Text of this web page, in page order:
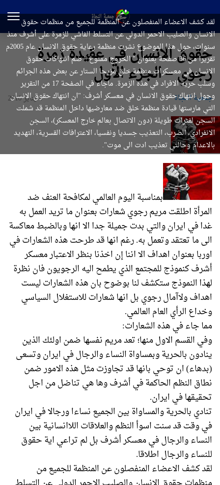
حقوق الانسان في عقيدة زمرة
رجوي – الجزء الاول
جمعیة النجاة 4 يناير 2010
لقد كشف الاعضاء المنفصلون عن المنظمة للجميع من منظمات حقوق
الانسان والصليب الاحمر الدولي عن التسلط الفاشي للزمرة على أشرف منذ
سنوات، حول هذا الموضوع نشرت منظمة رعاية حقوق الانسان عام 2005م
تقريرا من 36 صفحة بعنوان " الخروج ممنوع " ضم انتهاكات حقوق
الانسان في معسكرات منظمة خلق مزيحا الستار عن بعض هذه الجرائم
وسلب حرية الافراد في هذه الزمرة. ماجاء في الصفحة 17 من التقرير
وحول انتهاك حقوق الانسان في معسكر أشرف: "ان انتهاك حقوق الانسان
التي مارستها قيادة منظمة خلق ضد معارضيها داخل المنظمة قد شملت
السجن لفترات طويلة (دون الاتصال بعالم خارج المعسكر)، السجن
الانفرادي، الضرب، التعذيب جسديا ونفسيا، الاعترافات القسرية، التهديد
بالاعدام وحالتي تعذيب ادت الى موت".
بمناسبة اليوم العالمي لمكافحة العنف ضد
المرأة اطلقت مريم رجوي شعارات بعنوان ما تريد العمل به
غدا في ايران والتي بدت جميلة جدا الا انها وبالضبط معاكسة
الى ما تعتقد وتعمل به. رغم انها قد طرحت هذه الشعارات في
اوربا بعنوان اهداف الا اننا إن اخذنا بنظر الاعتبار معسكر
أشرف كنموذج للمجتمع الذي يطمح اليه الرجويون فان نظرة
لهذا النموذج ستكشف لنا بوضوح بان هذه الشعارات ليست
اهداف ولاآمال رجوي بل انها شعارات للاستغلال السياسي
وخداع الرأي العام العالمي.
مما جاء في هذه الشعارات:
وفي القسم الاول منها؛ تعد مريم نفسها ضمن اولئك الذين
ينادون بالحرية وبمساواة النساء والرجال في ايران وتسعى
(بدهاء) ان توحي بانها قد تجاوزت مثل هذه الامور ضمن
نطاق النظم الحاكمة في أشرف وها هي تناضل من اجل
تحقيقها في ايران.
تنادي بالحرية والمساواة بين الجميع نساءا ورجالا في ايران
في وقت قد سنت اسوأ النظم والعلاقات اللاانسانية بين
النساء والرجال في معسكر أشرف بل لم تراعي اية حقوق
للنساء والرجال اطلاقا.
لقد كشف الاعضاء المنفصلون عن المنظمة للجميع من